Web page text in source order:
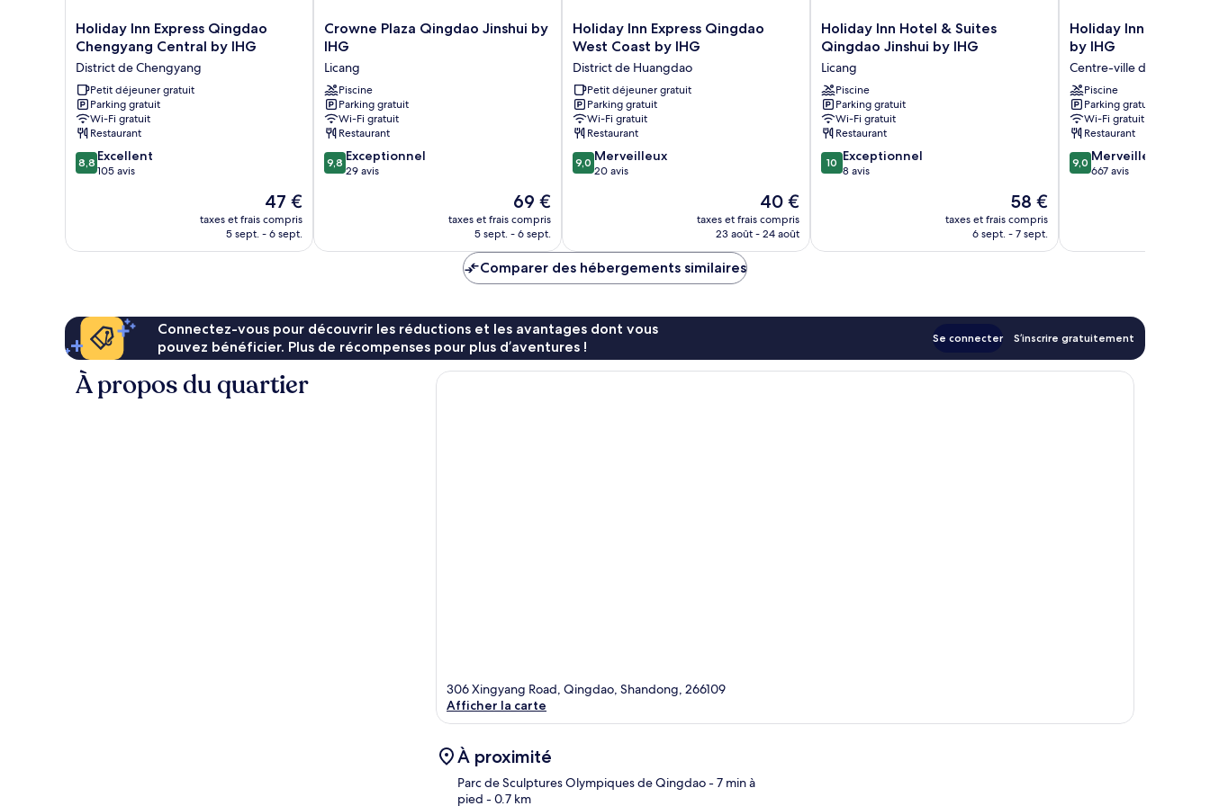
Holiday
Inn
Express
Qingdao
Chengyang
Central
by
IHG
District
de
Holiday Inn Express Qingdao
Chengyang Central by IHG
District de Chengyang
Petit déjeuner gratuit
Parking gratuit
Wi-Fi gratuit
Restaurant
8.8
sur
8,8 Excellent
105 avis
Le
nouveau
prix
47 €
taxes et frais compris
5 sept. - 6 sept.
Crowne
Plaza
Jinshui
by
IHG
Licang
Crowne Plaza Qingdao Jinshui by
IHG
Licang
Piscine
Parking gratuit
Wi-Fi gratuit
Restaurant
9.8
sur
9,8 Exceptionnel
29 avis
Le
nouveau
prix
de
69 €
69 €
taxes et frais compris
5 sept. - 6 sept.
Holiday
Inn
Qingdao
West
Coast
by
IHG
District
de
Holiday Inn Express Qingdao
West Coast by IHG
District de Huangdao
Petit déjeuner gratuit
Parking gratuit
Wi-Fi gratuit
Restaurant
9.0
sur
9,0 Merveilleux
20 avis
Le
nouveau
prix
40 €
taxes et frais compris
23 août - 24 août
Holiday
Inn
Hotel
&
Suites
Qingdao
Jinshui
by
IHG
Licang
Holiday Inn Hotel & Suites
Qingdao Jinshui by IHG
Licang
Piscine
Parking gratuit
Wi-Fi gratuit
Restaurant
10.0
sur
10 Exceptionnel
8 avis
Le
nouveau
prix
58 €
taxes et frais compris
6 sept. - 7 sept.
Holiday
Inn
Qingdao
City
Centre
by
IHG
Centre-
ville
de
Holiday Inn
by IHG
Centre-ville de Qinghua
Piscine
Parking gratuit
Wi-Fi gratuit
Restaurant
9.0
sur
9,0 Merveilleux
667 avis
Comparer des hébergements similaires
Connectez-vous pour découvrir les réductions et les avantages dont vous
pouvez bénéficier. Plus de récompenses pour plus d’aventures !
Se connecter S’inscrire gratuitement
À propos du quartier
306 Xingyang Road, Qingdao, Shandong, 266109
Afficher la carte
À proximité
Parc de Sculptures Olympiques de Qingdao- 7 min à
pied - 0.7 km